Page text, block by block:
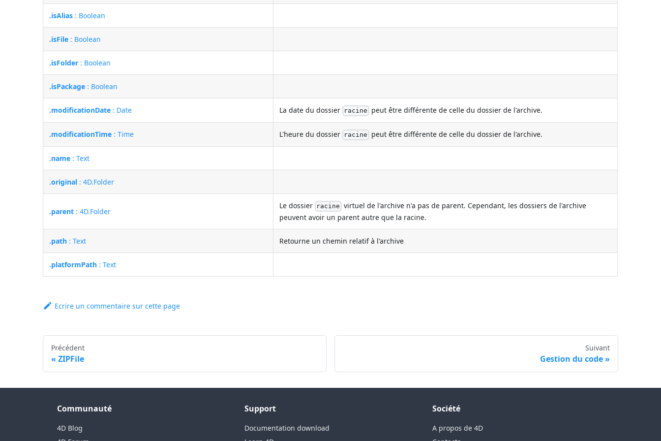
.isAlias : Boolean
.isFile : Boolean
.isFolder : Boolean
.isPackage : Boolean
.modificationDate : Date La date du dossier racine peut être différente de celle du dossier de l'archive.
.modificationTime : Time L'heure du dossier racine peut être différente de celle du dossier de l'archive.
.name : Text
.original : 4D.Folder
.parent : 4D.Folder
Le dossier racine virtuel de l'archive n'a pas de parent. Cependant, les dossiers de l'archive
peuvent avoir un parent autre que la racine.
.path : Text Retourne un chemin relatif à l'archive
.platformPath : Text
Ecrire un commentaire sur cette page
Précédent
ZIPFile
Suivant
Gestion du code
Communauté
4D Blog
Support
Documentation download
Société
A propos de 4D